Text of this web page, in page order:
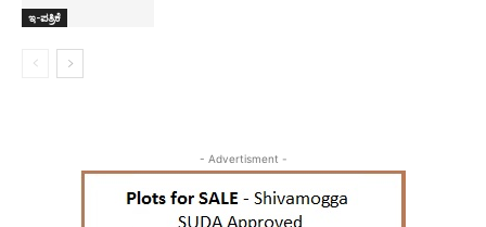
ಇ-ಪತ್ರಿಕೆ
- Advertisment -